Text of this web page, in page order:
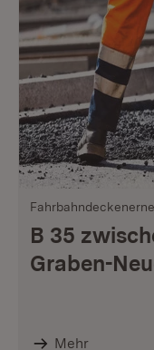
B 35
Graben-
Mehr